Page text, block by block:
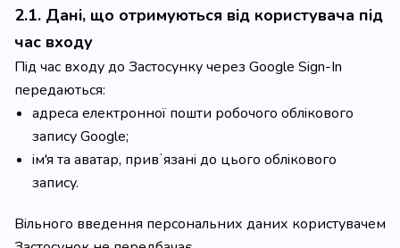
2.1. Дані, що отримуються від користувача під
час входу
Під час входу до Застосунку через Google Sign-In
передаються:
адреса електронної пошти робочого облікового
запису Google;
ім'я та аватар, привʼязані до цього облікового
запису.
Вільного введення персональних даних користувачем